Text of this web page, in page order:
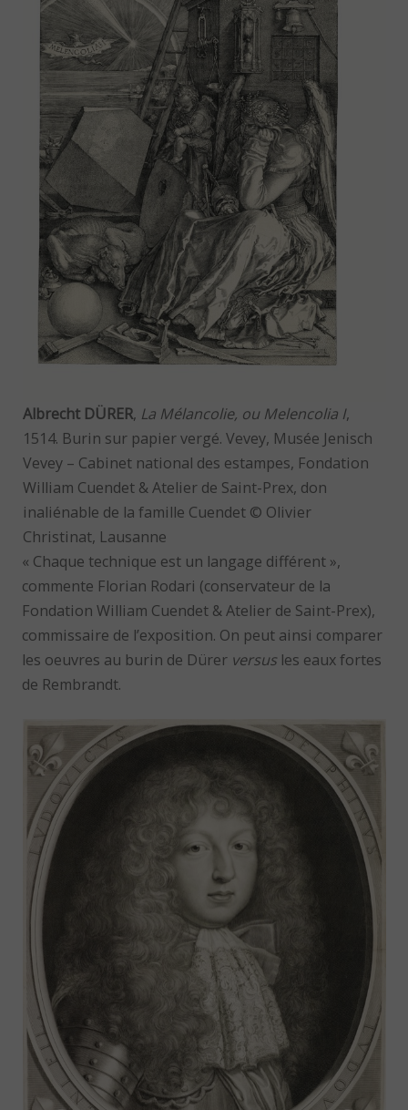
Albrecht DÜRER, La Mélancolie, ou Melencolia I,
1514. Burin sur papier vergé. Vevey, Musée Jenisch
Vevey – Cabinet national des estampes, Fondation
William Cuendet & Atelier de Saint-Prex, don
inaliénable de la famille Cuendet © Olivier
Christinat, Lausanne
« Chaque technique est un langage différent »,
commente Florian Rodari (conservateur de la
Fondation William Cuendet & Atelier de Saint-Prex),
commissaire de l’exposition. On peut ainsi comparer
les oeuvres au burin de Dürer versus les eaux fortes
de Rembrandt.